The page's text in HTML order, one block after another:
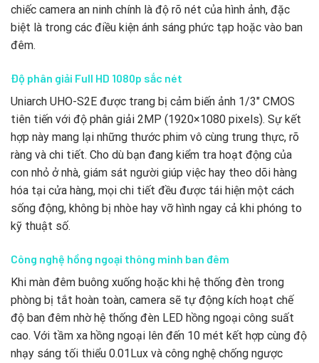
chiếc camera an ninh chính là độ rõ nét của hình ảnh, đặc
biệt là trong các điều kiện ánh sáng phức tạp hoặc vào ban
đêm.
Độ phân giải Full HD 1080p sắc nét
Uniarch UHO-S2E được trang bị cảm biến ảnh 1/3″ CMOS
tiên tiến với độ phân giải 2MP (1920×1080 pixels). Sự kết
hợp này mang lại những thước phim vô cùng trung thực, rõ
ràng và chi tiết. Cho dù bạn đang kiểm tra hoạt động của
con nhỏ ở nhà, giám sát người giúp việc hay theo dõi hàng
hóa tại cửa hàng, mọi chi tiết đều được tái hiện một cách
sống động, không bị nhòe hay vỡ hình ngay cả khi phóng to
kỹ thuật số.
Công nghệ hồng ngoại thông minh ban đêm
Khi màn đêm buông xuống hoặc khi hệ thống đèn trong
phòng bị tắt hoàn toàn, camera sẽ tự động kích hoạt chế
độ ban đêm nhờ hệ thống đèn LED hồng ngoại công suất
cao. Với tầm xa hồng ngoại lên đến 10 mét kết hợp cùng độ
nhạy sáng tối thiểu 0.01Lux và công nghệ chống ngược